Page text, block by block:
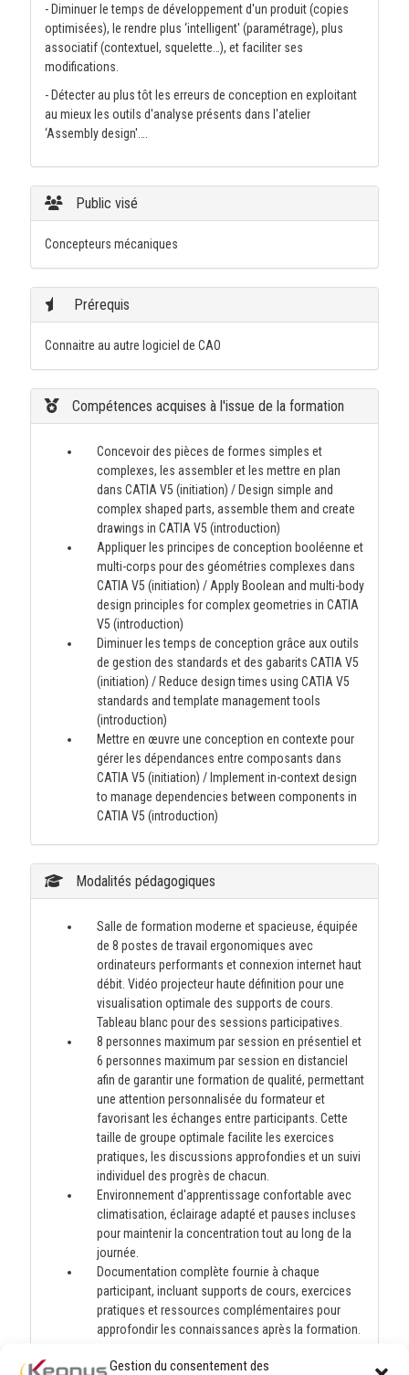
Gestion du consentement des
- Diminuer le temps de développement d'un produit (copies
optimisées), le rendre plus ‘intelligent' (paramétrage), plus
associatif (contextuel, squelette…), et faciliter ses
modifications.
- Détecter au plus tôt les erreurs de conception en exploitant
au mieux les outils d'analyse présents dans l'atelier
‘Assembly design'….
Public visé
Concepteurs mécaniques
Prérequis
Connaitre au autre logiciel de CAO
Compétences acquises à l'issue de la formation
Concevoir des pièces de formes simples et
complexes, les assembler et les mettre en plan
dans CATIA V5 (initiation) / Design simple and
complex shaped parts, assemble them and create
drawings in CATIA V5 (introduction)
Appliquer les principes de conception booléenne et
multi-corps pour des géométries complexes dans
CATIA V5 (initiation) / Apply Boolean and multi-body
design principles for complex geometries in CATIA
V5 (introduction)
Diminuer les temps de conception grâce aux outils
de gestion des standards et des gabarits CATIA V5
(initiation) / Reduce design times using CATIA V5
standards and template management tools
(introduction)
Mettre en œuvre une conception en contexte pour
gérer les dépendances entre composants dans
CATIA V5 (initiation) / Implement in-context design
to manage dependencies between components in
CATIA V5 (introduction)
Modalités pédagogiques
Salle de formation moderne et spacieuse, équipée
de 8 postes de travail ergonomiques avec
ordinateurs performants et connexion internet haut
débit. Vidéo projecteur haute définition pour une
visualisation optimale des supports de cours.
Tableau blanc pour des sessions participatives.
8 personnes maximum par session en présentiel et
6 personnes maximum par session en distanciel
afin de garantir une formation de qualité, permettant
une attention personnalisée du formateur et
favorisant les échanges entre participants. Cette
taille de groupe optimale facilite les exercices
pratiques, les discussions approfondies et un suivi
individuel des progrès de chacun.
Environnement d'apprentissage confortable avec
climatisation, éclairage adapté et pauses incluses
pour maintenir la concentration tout au long de la
journée.
Documentation complète fournie à chaque
participant, incluant supports de cours, exercices
pratiques et ressources complémentaires pour
approfondir les connaissances après la formation.